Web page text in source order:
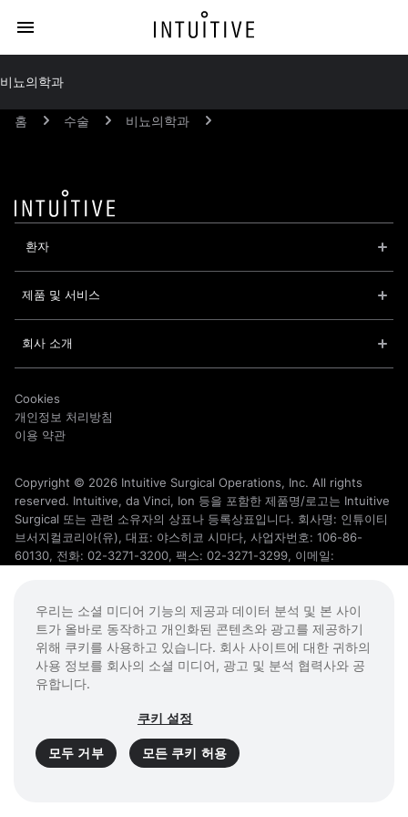
비뇨의학과
홈 수술 비뇨의학과
환자
제품 및 서비스
회사 소개
Cookies
개인정보 처리방침
이용 약관
Copyright © 2026 Intuitive Surgical Operations, Inc. All rights
reserved. Intuitive, da Vinci, Ion 등을 포함한 제품명/로고는 Intuitive
Surgical 또는 관련 소유자의 상표나 등록상표입니다. 회사명: 인튜이티
브서지컬코리아(유), 대표: 야스히코 시마다, 사업자번호: 106-86-
60130, 전화: 02-3271-3200, 팩스: 02-3271-3299, 이메일:
intuitive.com/trademarks 참고하시기 바랍니다.
우리는 소셜 미디어 기능의 제공과 데이터 분석 및 본 사이
트가 올바로 동작하고 개인화된 콘텐츠와 광고를 제공하기
위해 쿠키를 사용하고 있습니다. 회사 사이트에 대한 귀하의
사용 정보를 회사의 소셜 미디어, 광고 및 분석 협력사와 공
유합니다.
쿠키 설정
모두 거부 모든 쿠키 허용